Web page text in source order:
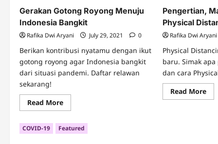
Gerakan Gotong Royong Menuju
Indonesia Bangkit
Rafika Dwi Aryani July 29, 2021 0
Berikan kontribusi nyatamu dengan ikut
gotong royong agar Indonesia bangkit
dari situasi pandemi. Daftar relawan
sekarang!
Read MoreRead
more
Gerakan
Gotong
Royong
Pengertian,
Physical
Rafika Dwi Aryani
Physical
baru. Simak
dan cara
Read MoreRead
COVID-19 Featured